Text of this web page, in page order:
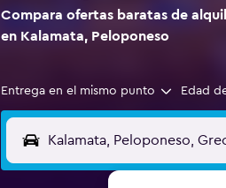
Compara ofertas baratas de
en Kalamata, Peloponeso
Entrega en el mismo punto Edad